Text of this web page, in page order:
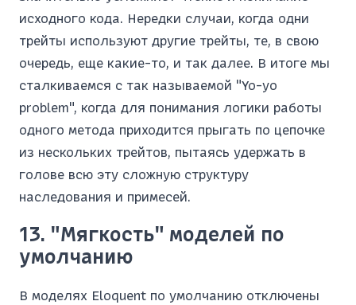
исходного кода. Нередки случаи, когда одни
трейты используют другие трейты, те, в свою
очередь, еще какие-то, и так далее. В итоге мы
сталкиваемся с так называемой "Yo-yo
problem", когда для понимания логики работы
одного метода приходится прыгать по цепочке
из нескольких трейтов, пытаясь удержать в
голове всю эту сложную структуру
наследования и примесей.
13. "Мягкость" моделей по
умолчанию
В моделях Eloquent по умолчанию отключены